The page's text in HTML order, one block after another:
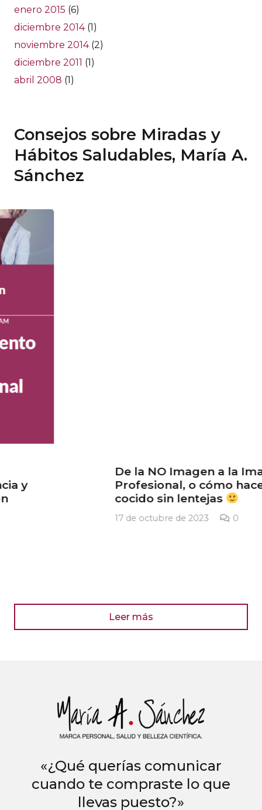
enero 2015 (6)
diciembre 2014(1)
noviembre 2014(2)
diciembre 2011 (1)
abril 2008 (1)
Consejos sobre Miradas y
Hábitos Saludables, María A.
Sánchez
De la NO Imagen a la Imagen
Profesional, o cómo hacer un
cocido sin lentejas
17 de octubre de 2023 0
Leer más
«¿Qué querías comunicar
cuando te compraste lo que
llevas puesto?»